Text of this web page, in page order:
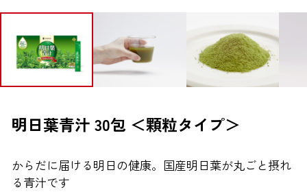
ブランドから探す
お問い合わせ
シオノギヘルスケアONLINEについて
明日葉青汁 30包 ＜顆粒タイプ＞
からだに届ける明日の健康。国産明日葉が丸ごと摂れ
る青汁です